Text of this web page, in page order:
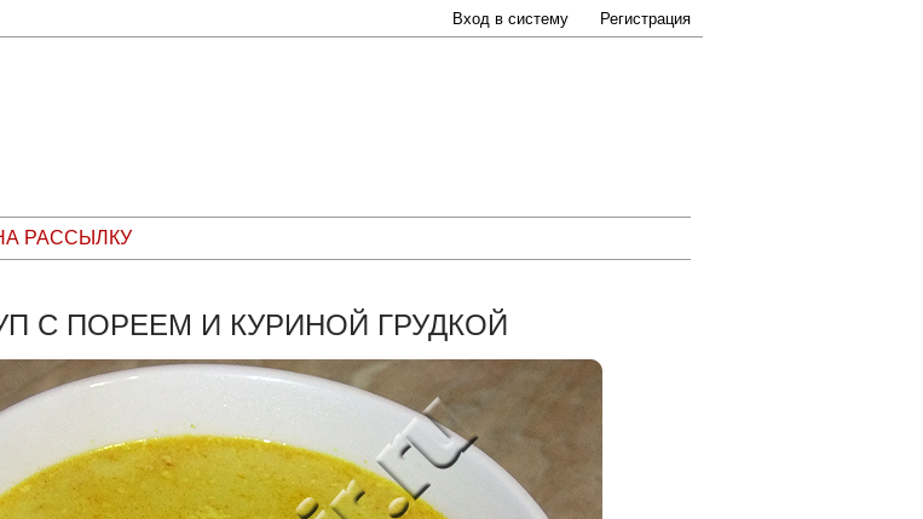
Вход в систему Регистрация
РАССЫЛКУ
С ПОРЕЕМ И КУРИНОЙ ГРУДКОЙ